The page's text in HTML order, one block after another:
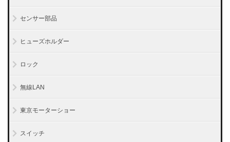
センサー部品
ヒューズホルダー
ロック
無線LAN
東京モーターショー
スイッチ